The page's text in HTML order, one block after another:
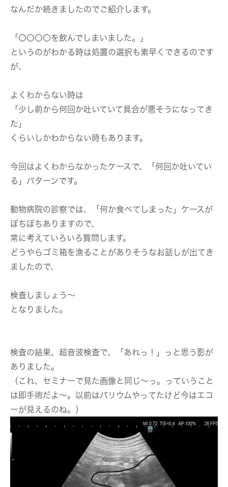
なんだか続きましたのでご紹介します。
「〇〇〇〇を飲んでしまいました。」
というのがわかる時は処置の選択も素早くできるのです
が、
よくわからない時は
「少し前から何回か吐いていて具合が悪そうになってき
た」
くらいしかわからない時もあります。
今回はよくわからなかったケースで、「何回か吐いてい
る」パターンです。
動物病院の診察では、「何か食べてしまった」ケースが
ぼちぼちありますので、
常に考えていろいろ質問します。
どうやらゴミ箱を漁ることがありそうなお話しが出てき
ましたので、
検査しましょう〜
となりました。
検査の結果、超音波検査で、「あれっ！」っと思う影が
ありました。
（これ、セミナーで見た画像と同じ〜っ。っていうこと
は即手術だよ〜。以前はバリウムやってたけど今はエコ
ーが見えるのね。）